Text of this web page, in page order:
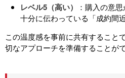
レベル5（高い）
：購入の意
十分に伝わっている「成約間
この温度感を事前に共有すること
切なアプローチを準備することがで